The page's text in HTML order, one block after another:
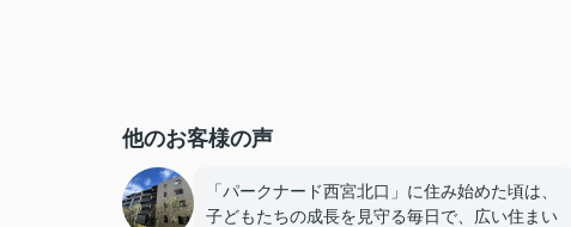
他のお客様の声
「パークナード西宮北口」に住み始めた頃は、
子どもたちの成長を見守る毎日で、広い住まい